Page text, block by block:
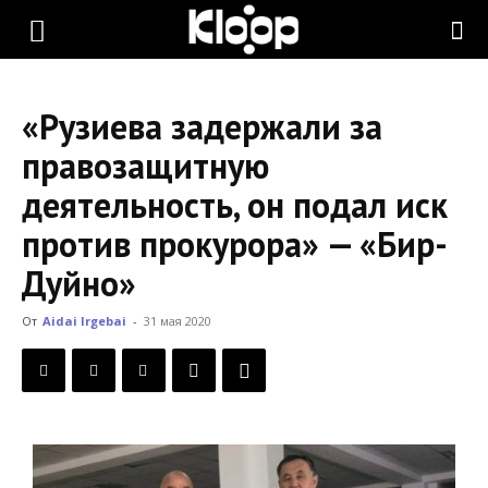
KLOOP.KG
Новости
Кыргызстана
«Рузиева задержали за
правозащитную
деятельность, он подал иск
против прокурора» — «Бир-
Дуйно»
От Aidai Irgebai - 31 мая 2020